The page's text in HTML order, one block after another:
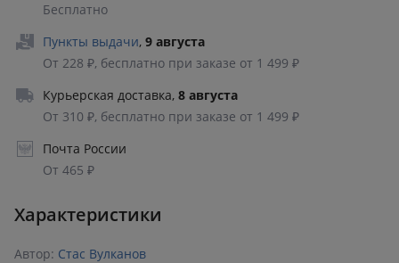
Бесплатно
Пункты выдачи, 9 августа
От 228 ₽, бесплатно при заказе от 1 499 ₽
Курьерская доставка, 8 августа
От 310 ₽, бесплатно при заказе от 1 499 ₽
Почта России
От 465 ₽
Характеристики
Автор: Стас Вулканов